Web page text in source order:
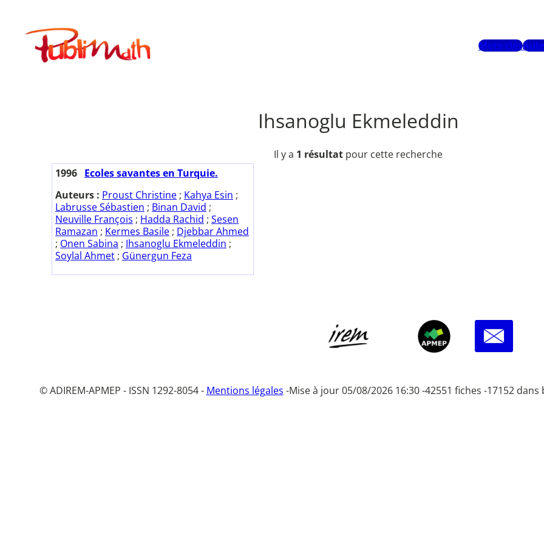
contenuPublimath
Mots-clés
Ihsanoglu Ekmeleddin
Il y a 1 résultat pour cette recherche
1996 Ecoles savantes en Turquie.
Auteurs : Proust Christine ; Kahya Esin ;
Labrusse Sébastien ; Binan David ;
Neuville François ; Hadda Rachid ; Sesen
Ramazan ; Kermes Basile ; Djebbar Ahmed
; Onen Sabina ; Ihsanoglu Ekmeleddin ;
Soylal Ahmet ; Günergun Feza
© ADIREM-APMEP - ISSN 1292-8054 - Mentions légales -Mise à jour 05/08/2026 16:30 -42551 fiches -17152